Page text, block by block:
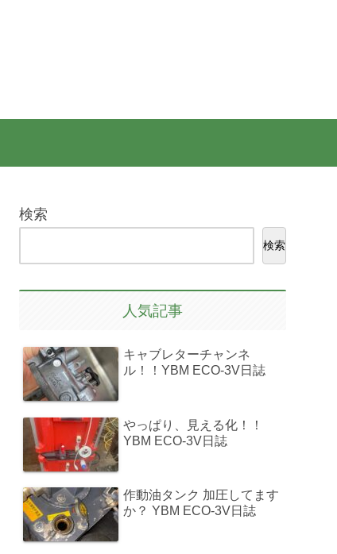
検索
検索
人気記事
キャブレターチャンネ
ル！！YBM ECO-3V日誌
やっぱり、見える化！！
YBM ECO-3V日誌
作動油タンク 加圧してます
か？ YBM ECO-3V日誌